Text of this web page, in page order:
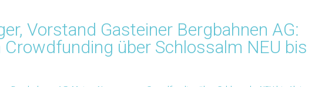
Vorstand Gasteiner Bergbahnen AG:
über Schlossalm NEU bis